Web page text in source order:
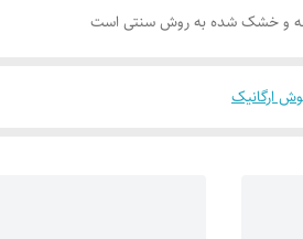
و خشک شده به روش سنتی است
ارگانیک